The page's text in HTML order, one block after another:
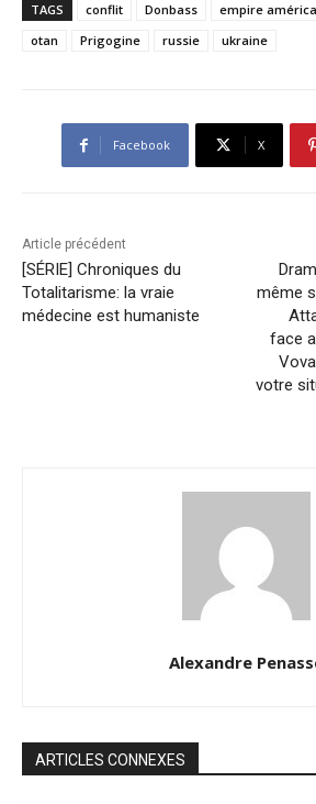
TAGS conflit Donbass empire
otan
Prigogine russie ukraine
Facebook X
Article précédent
[SÉRIE] Chroniques du
Totalitarisme: la vraie
médecine est humaniste
même
face
votre
Alexandre
ARTICLES CONNEXES